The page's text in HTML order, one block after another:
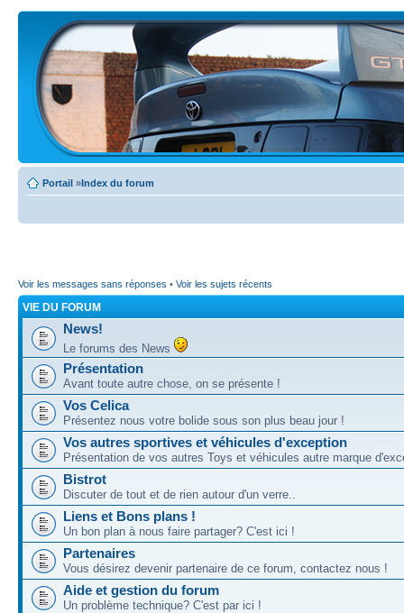
Portail »Index du forum
Voir les messages sans réponses • Voir les sujets récents
VIE DU FORUM
News!
Le forums des News
Présentation
Avant toute autre chose, on se présente !
Vos Celica
Présentez nous votre bolide sous son plus beau jour !
Vos autres sportives et véhicules d'exception
Présentation de vos autres Toys et véhicules autre marque
Bistrot
Discuter de tout et de rien autour d'un verre..
Liens et Bons plans !
Un bon plan à nous faire partager? C'est ici !
Partenaires
Vous désirez devenir partenaire de ce forum, contactez nous !
Aide et gestion du forum
Un problème technique? C'est par ici !